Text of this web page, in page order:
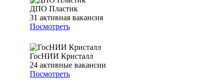
ДПО Пластик
31 активная вакансия
Посмотреть
ГосНИИ Кристалл
24 активные вакансии
Посмотреть